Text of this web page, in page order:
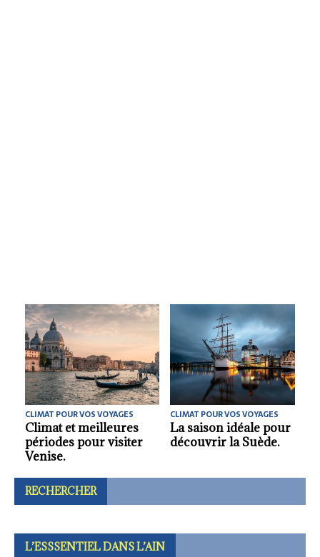
pour
CLIMAT POUR VOS VOYAGES
La meilleure saison
pour partir découvrir
la Bolivie.
CLIMAT POUR VOS VOYAGES
La meilleure saison
pour visiter le
RECHERCHER
L’ESSSENTIEL DANS L’AIN